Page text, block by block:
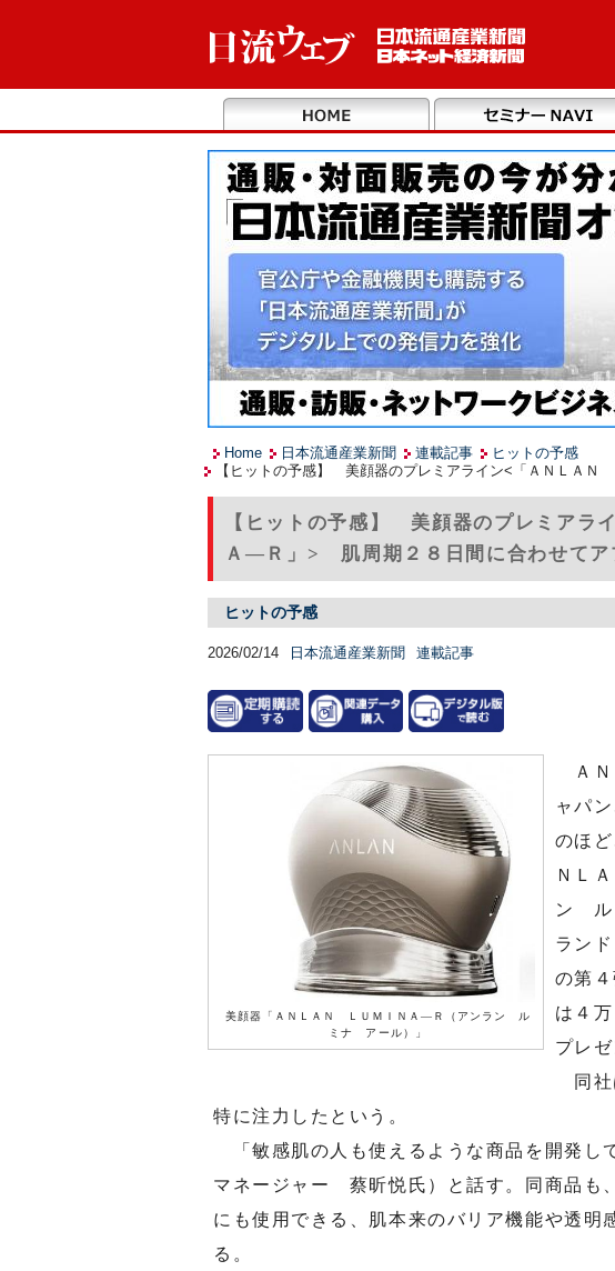
Home 日本流通産業新聞 連載記事
ヒットの予感
【ヒットの予感】 美顔器のプレミアライン<「ＡＮＬＡ
【ヒットの予感】 美顔器のプレミアラ
Ａ―Ｒ」> 肌周期２８日間に合わせてア
ヒットの予感
2026/02/14 日本流通産業新聞 連載記事
美顔器「ＡＮＬＡＮ ＬＵＭＩＮＡ―Ｒ（アンラン ル
ミナ アール）」
ＡＮ
ャパ
のほ
ＮＬ
ン ル
ラン
の第
は４
プレ
同社
特に注力したという。
「敏感肌の人も使えるような商品を開発し
マネージャー 蔡昕悦氏）と話す。同商品も
にも使用できる、肌本来のバリア機能や透明
る。